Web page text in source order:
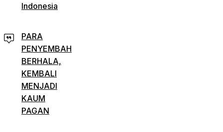
Indonesia
PARA
PENYEMBAH
BERHALA,
KEMBALI
MENJADI
KAUM
PAGAN